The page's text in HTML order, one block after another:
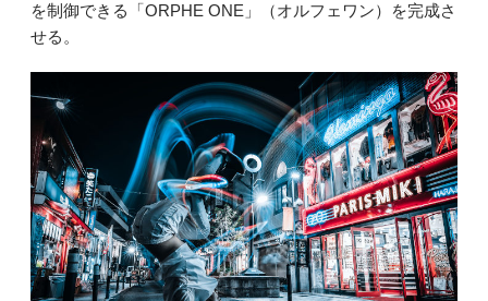
を制御できる「ORPHE ONE」（オルフェワン）を完成さ
せる。